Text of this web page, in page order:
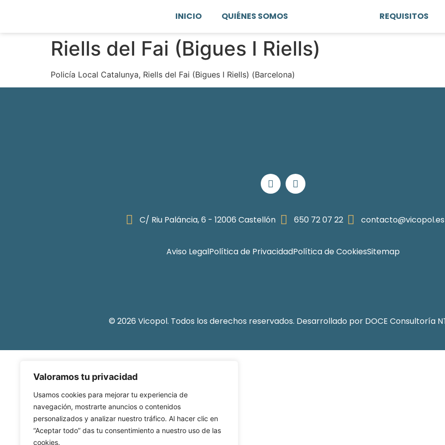
Valoramos tu privacidad
Usamos cookies para mejorar tu experiencia de
navegación, mostrarte anuncios o contenidos
personalizados y analizar nuestro tráfico. Al hacer clic en
“Aceptar todo” das tu consentimiento a nuestro uso de las
cookies.
INICIO QUIÉNES SOMOS REQUISITOS
Riells del Fai (Bigues I Riells)
Policía Local Catalunya, Riells del Fai (Bigues I Riells) (Barcelona)
C/ Riu Paláncia, 6 - 12006 Castellón 650 72 07 22 contacto@vicopol.es
Aviso LegalPolítica de PrivacidadPolítica de CookiesSitemap
© 2026 Vicopol. Todos los derechos reservados. Desarrollado por DOCE Consultoría